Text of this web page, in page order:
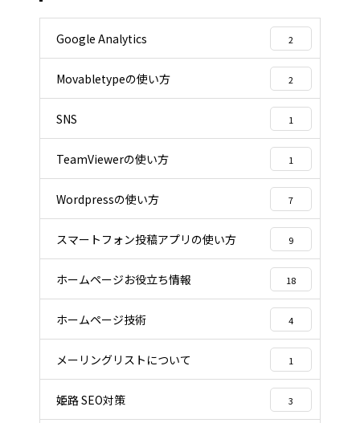
Google Analytics 2
Movabletypeの使い方 2
SNS 1
TeamViewerの使い方 1
Wordpressの使い方 7
スマートフォン投稿アプリの使い方 9
ホームページお役立ち情報 18
ホームページ技術 4
メーリングリストについて 1
姫路 SEO対策 3